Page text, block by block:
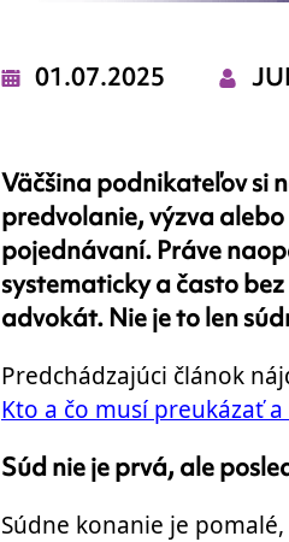
01.07.2025
Väčšina podnikateľov si
predvolanie, výzva
pojednávaní. Práve
systematicky a často
advokát. Nie je to len
Predchádzajúci článok
Kto a čo musí preukázať
Súd nie je prvá, ale
Súdne konanie je